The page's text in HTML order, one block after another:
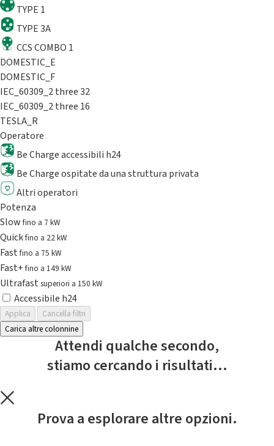
TYPE 1
TYPE 3A
CCS COMBO 1
DOMESTIC_E
DOMESTIC_F
IEC_60309_2 three 32
IEC_60309_2 three 16
TESLA_R
Operatore
Be Charge accessibili h24
Be Charge ospitate da una struttura privata
Altri operatori
Potenza
Slowfino a 7 kW
Quickfino a 22 kW
Fastfino a 75 kW
Fast+fino a 149 kW
Ultrafast superiori a 150 kW
Accessibile h24
Applica
Cancella filtri
Carica altre colonnine
Attendi qualche secondo,
stiamo cercando i risultati...
Prova a esplorare altre opzioni.